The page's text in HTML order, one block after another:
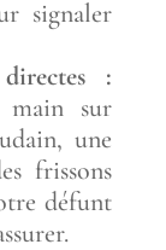
signaler
:
main sur
une
frissons
défunt